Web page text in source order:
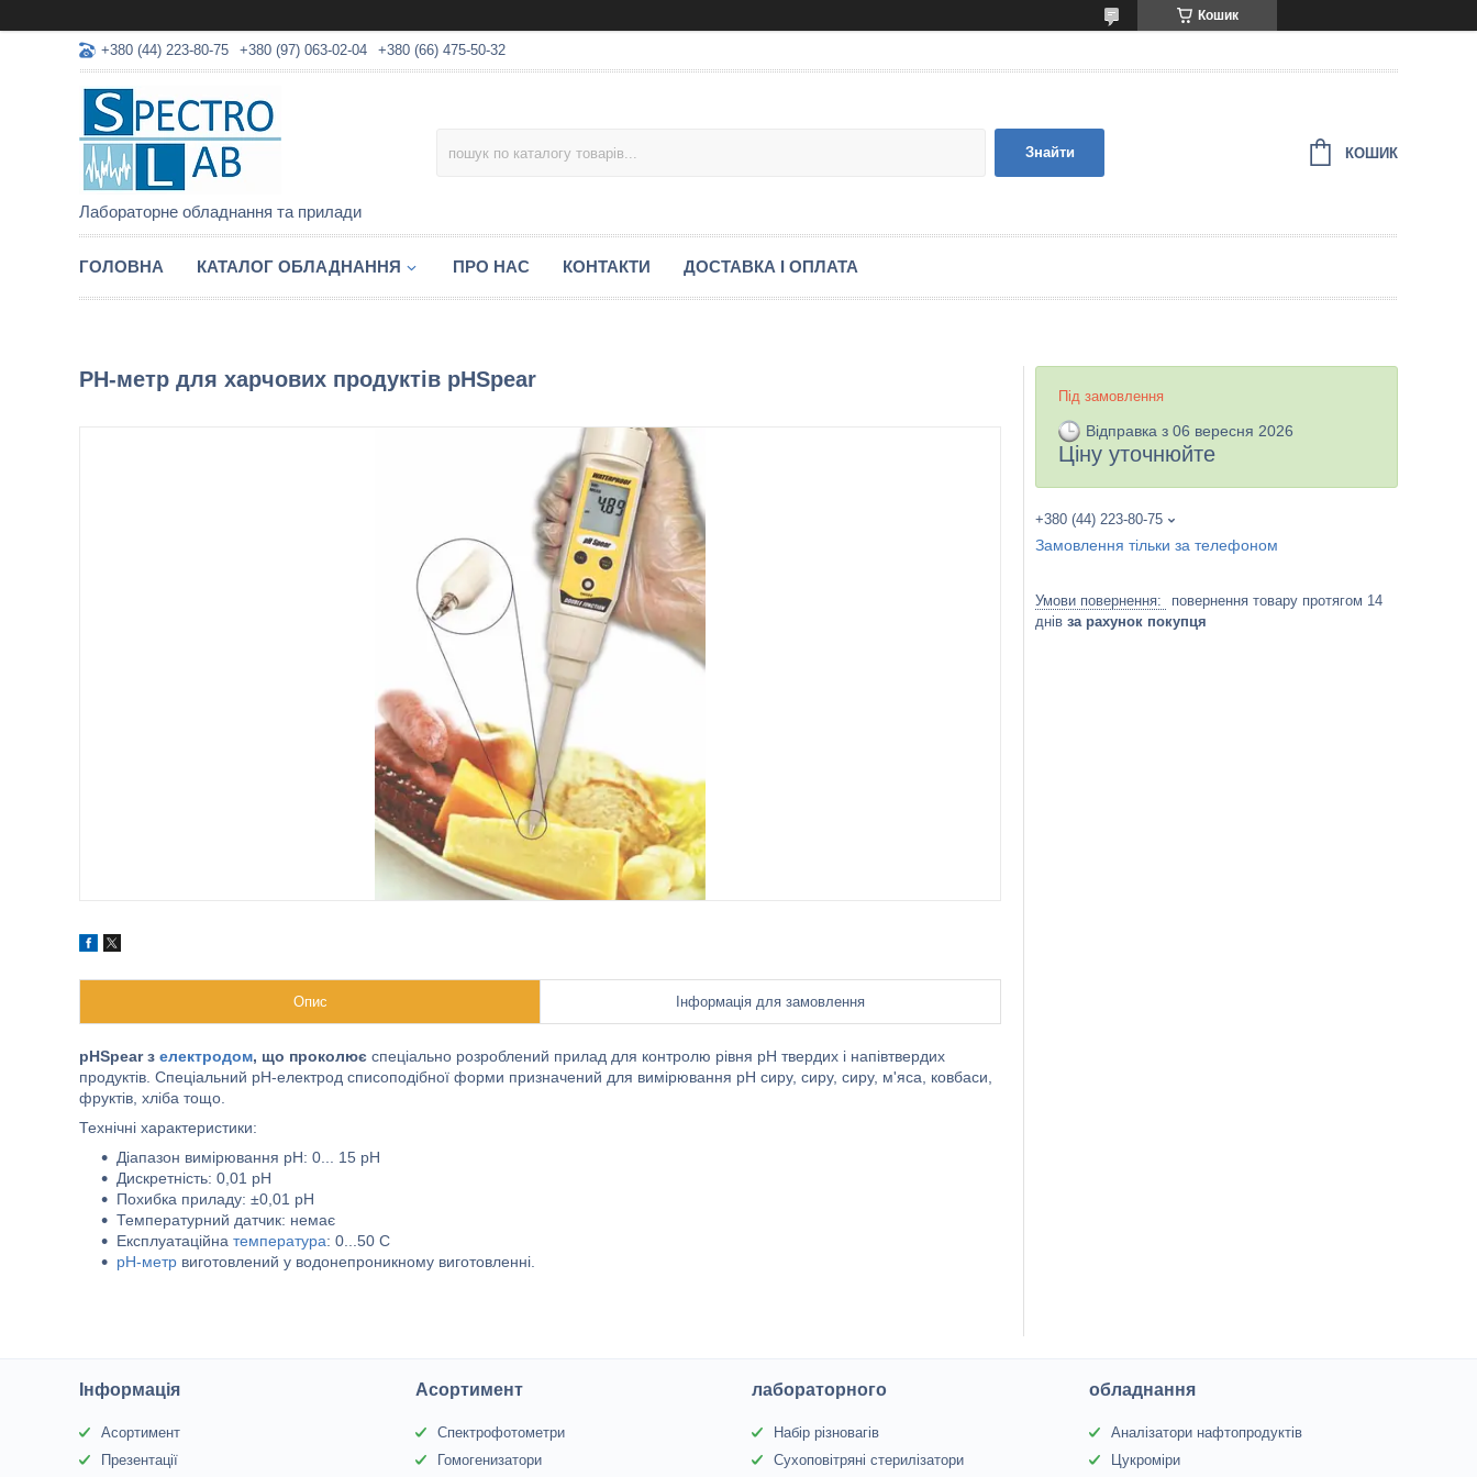
Кошик
+380 (44) 223-80-75 +380 (97) 063-02-04 +380 (66) 475-50-32
Лабораторне обладнання та прилади
Знайти КОШИК
ГОЛОВНА КАТАЛОГ ОБЛАДНАННЯ ПРО НАС КОНТАКТИ ДОСТАВКА І ОПЛАТА
РН-метр для харчових продуктів pHSpear
Опис Інформація для замовлення
pHSpear з електродом, що проколює спеціально розроблений прилад для контролю рівня pH твердих і напівтвердих
продуктів. Спеціальний pH-електрод списоподібної форми призначений для вимірювання pH сиру, сиру, сиру, м'яса, ковбаси,
фруктів, хліба тощо.
Технічні характеристики:
Діапазон вимірювання pH: 0... 15 рН
Дискретність: 0,01 pH
Похибка приладу: ±0,01 pH
Температурний датчик: немає
Експлуатаційна температура: 0...50 С
pH-метр виготовлений у водонепроникному виготовленні.
Під замовлення
Відправка з 06 вересня 2026
Ціну уточнюйте
+380 (44) 223-80-75
Замовлення тільки за телефоном
повернення товару протягом 14
днів за рахунок покупця
Інформація
Асортимент
Презентації
Асортимент
Спектрофотометри
Гомогенизатори
лабораторного
Набір різновагів
Сухоповітряні стерилізатори
обладнання
Аналізатори нафтопродуктів
Цукроміри